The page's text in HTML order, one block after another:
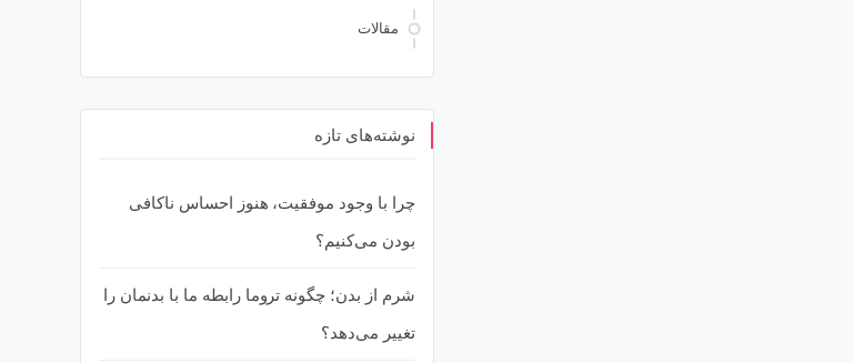
مقالات
نوشته‌های تازه
چرا با وجود موفقیت، هنوز احساس ناکافی
بودن می‌کنیم؟
شرم از بدن؛ چگونه تروما رابطه ما با بدنمان را
تغییر می‌دهد؟